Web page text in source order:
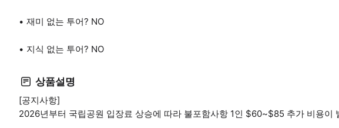
재미 없는 투어? NO
지식 없는 투어? NO
상품설명
[공지사항]
2026년부터 국립공원 입장료 상승에 따라 불포함사항 1인 $60~$85 추가 비용이